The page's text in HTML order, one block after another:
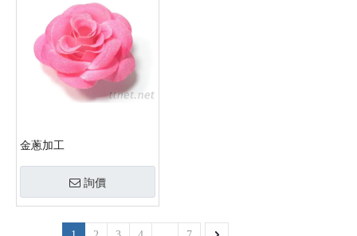
金蔥加工
詢價